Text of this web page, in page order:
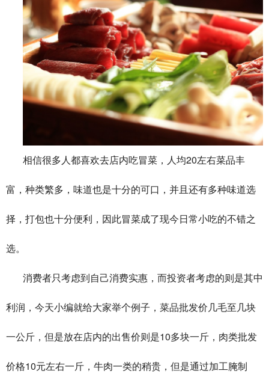
相信很多人都喜欢去店内吃冒菜，人均20左右菜品丰
富，种类繁多，味道也是十分的可口，并且还有多种味道选
择，打包也十分便利，因此冒菜成了现今日常小吃的不错之
选。
消费者只考虑到自己消费实惠，而投资者考虑的则是其中
利润，今天小编就给大家举个例子，菜品批发价几毛至几块
一公斤，但是放在店内的出售价则是10多块一斤，肉类批发
价格10元左右一斤，牛肉一类的稍贵，但是通过加工腌制